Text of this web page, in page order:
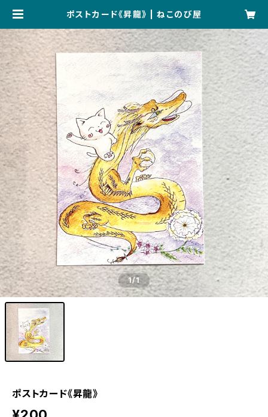
ポストカード《昇龍》 | ねこのび屋
1/1
ポストカード《昇龍》